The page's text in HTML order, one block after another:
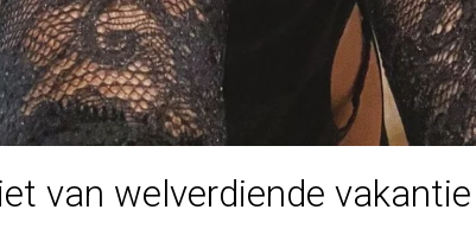
van welverdiende vakantie